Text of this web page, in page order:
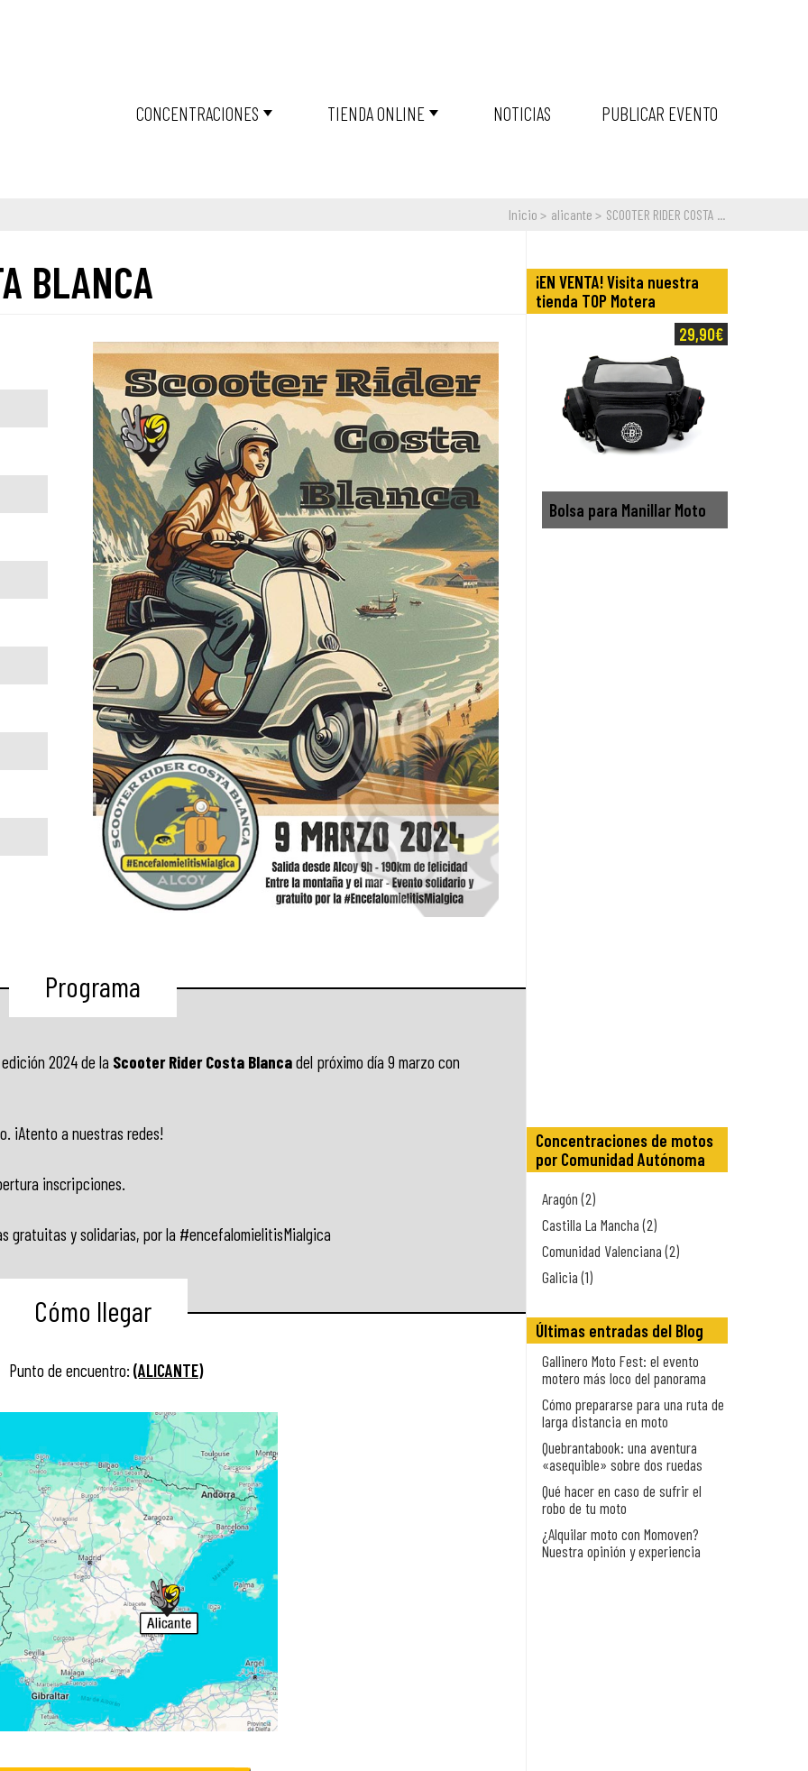
CONCENTRACIONES TIENDA ONLINE NOTICIAS PUBLICAR EVENTO
Inicio alicante SCOOTER RIDER COSTA ...
BLANCA
Programa
2024 de la Scooter Rider Costa Blancadel próximo día 9 marzo con
¡Atento a nuestras redes!
inscripciones.
gratuitas y solidarias, por la #encefalomielitisMialgica
Cómo llegar
Punto de encuentro:(ALICANTE)
¡EN VENTA! Visita nuestra
tienda TOP Motera
Bolsa para Manillar Moto
29,90€
Concentraciones de motos
por Comunidad Autónoma
Aragón (2)
Castilla La Mancha (2)
Comunidad Valenciana (2)
Galicia (1)
Últimas entradas del Blog
Gallinero Moto Fest: el evento
motero más loco del panorama
Cómo prepararse para una ruta de
larga distancia en moto
Quebrantabook: una aventura
«asequible» sobre dos ruedas
Qué hacer en caso de sufrir el
robo de tu moto
¿Alquilar moto con Momoven?
Nuestra opinión y experiencia